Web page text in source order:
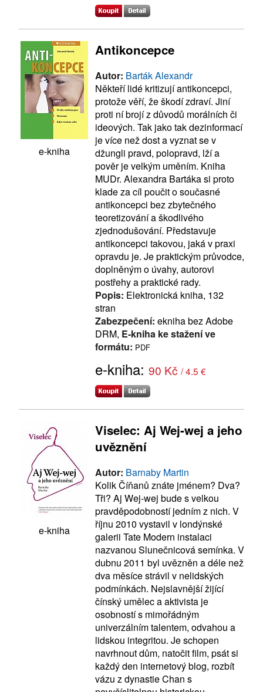
e-kniha
Antikoncepce
Autor: Barták Alexandr
Někteří lidé kritizují antikoncepci,
protože věří, že škodí zdraví. Jiní
proti ní brojí z důvodů morálních či
ideových. Tak jako tak dezinformací
je více než dost a vyznat se v
džungli pravd, polopravd, lží a
pověr je velkým uměním. Kniha
MUDr. Alexandra Bartáka si proto
klade za cíl poučit o současné
antikoncepci bez zbytečného
teoretizování a škodlivého
zjednodušování. Představuje
antikoncepci takovou, jaká v praxi
opravdu je. Je praktickým průvodce,
doplněným o úvahy, autorovi
postřehy a praktické rady.
Popis: Elektronická kniha, 132
stran
Zabezpečení: ekniha bez Adobe
DRM, E-kniha ke stažení ve
formátu: PDF
e-kniha: 90 Kč / 4.5 €
e-kniha
Viselec: Aj Wej-wej a jeho
uvěznění
Autor: Barnaby Martin
Kolik Číňanů znáte jménem? Dva?
Tři? Aj Wej-wej bude s velkou
pravděpodobností jedním z nich. V
říjnu 2010 vystavil v londýnské
galerii Tate Modern instalaci
nazvanou Slunečnicová semínka. V
dubnu 2011 byl uvězněn a déle než
dva měsíce strávil v nelidských
podmínkách. Nejslavnější žijící
čínský umělec a aktivista je
osobností s mimořádným
univerzálním talentem, odvahou a
lidskou integritou. Je schopen
navrhnout dům, natočit film, psát si
každý den internetový blog, rozbít
vázu z dynastie Chan s